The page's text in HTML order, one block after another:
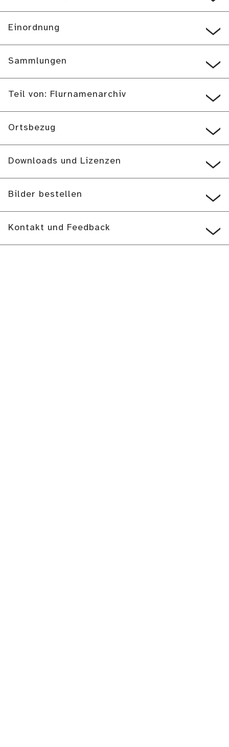
Einordnung
Sammlungen
Teil von: Flurnamenarchiv
Ortsbezug
Downloads und Lizenzen
Bilder bestellen
Kontakt und Feedback